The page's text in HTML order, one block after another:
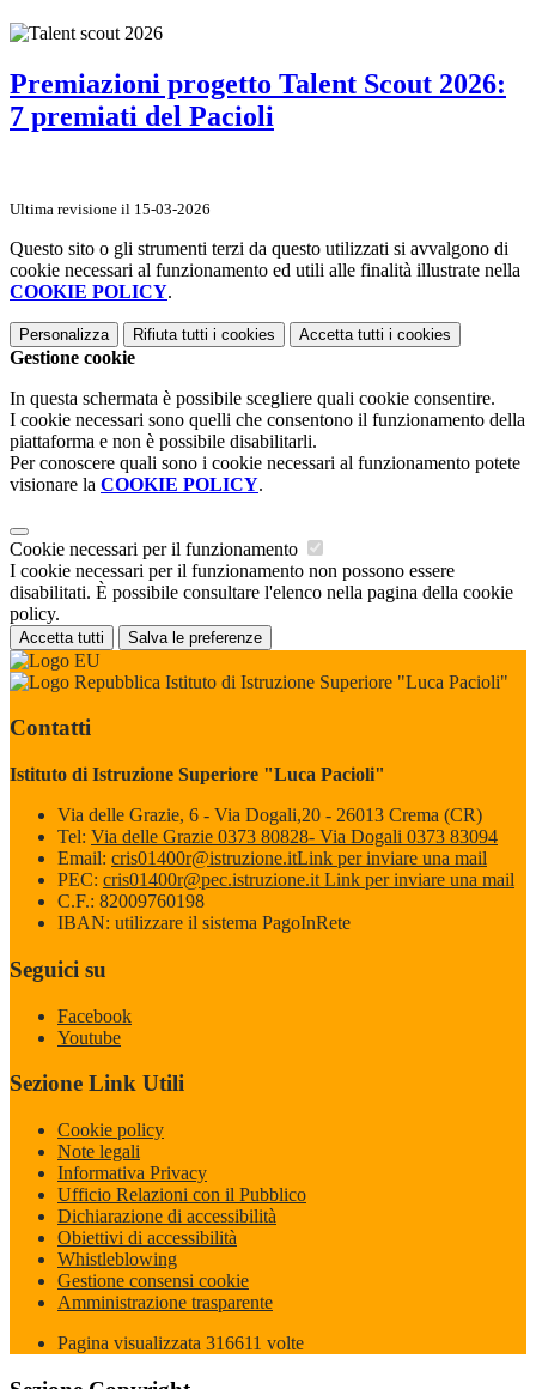
Premiazioni progetto Talent Scout 2026:
7 premiati del Pacioli
Ultima revisione il 15-03-2026
Questo sito o gli strumenti terzi da questo utilizzati si avvalgono di
cookie necessari al funzionamento ed utili alle finalità illustrate nella
COOKIE POLICY.
Personalizza Rifiuta tutti i cookies Accetta tutti i cookies
Gestione cookie
In questa schermata è possibile scegliere quali cookie consentire.
I cookie necessari sono quelli che consentono il funzionamento della
piattaforma e non è possibile disabilitarli.
Per conoscere quali sono i cookie necessari al funzionamento potete
visionare la COOKIE POLICY.
Cookie necessari per il funzionamento
I cookie necessari per il funzionamento non possono essere
disabilitati. È possibile consultare l'elenco nella pagina della cookie
policy.
Accetta tutti Salva le preferenze
Istituto di Istruzione Superiore "Luca Pacioli"
Contatti
Istituto di Istruzione Superiore "Luca Pacioli"
Via delle Grazie, 6 - Via Dogali,20 - 26013 Crema (CR)
Tel: Via delle Grazie 0373 80828- Via Dogali 0373 83094
Email: cris01400r@istruzione.itLink per inviare una mail
PEC: cris01400r@pec.istruzione.it Link per inviare una mail
C.F.: 82009760198
IBAN: utilizzare il sistema PagoInRete
Seguici su
Facebook
Youtube
Sezione Link Utili
Cookie policy
Note legali
Informativa Privacy
Ufficio Relazioni con il Pubblico
Dichiarazione di accessibilità
Obiettivi di accessibilità
Whistleblowing
Gestione consensi cookie
Amministrazione trasparente
Pagina visualizzata 316611 volte